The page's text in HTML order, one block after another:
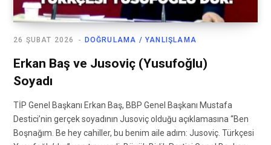
DOĞRULAMA / YANLIŞLAMA
26 ŞUBAT 2026
Erkan Baş ve Jusoviç (Yusufoğlu)
Soyadı
TİP Genel Başkanı Erkan Baş, BBP Genel Başkanı Mustafa
Destici’nin gerçek soyadının Jusoviç olduğu açıklamasına “Ben
Boşnağım. Be hey cahiller, bu benim aile adım: Jusoviç. Türkçesi